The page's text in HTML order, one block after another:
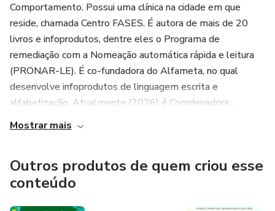
Comportamento. Possui uma clínica na cidade em que
reside, chamada Centro FASES. É autora de mais de 20
livros e infoprodutos, dentre eles o Programa de
remediação com a Nomeação automática rápida e leitura
(PRONAR-LE). É co-fundadora do Alfameta, no qual
desenvolve infoprodutos de linguagem escrita e
alfabetização. Atualmente (2026) é Coordenadora...
Mostrar mais
Outros produtos de quem criou esse
conteúdo